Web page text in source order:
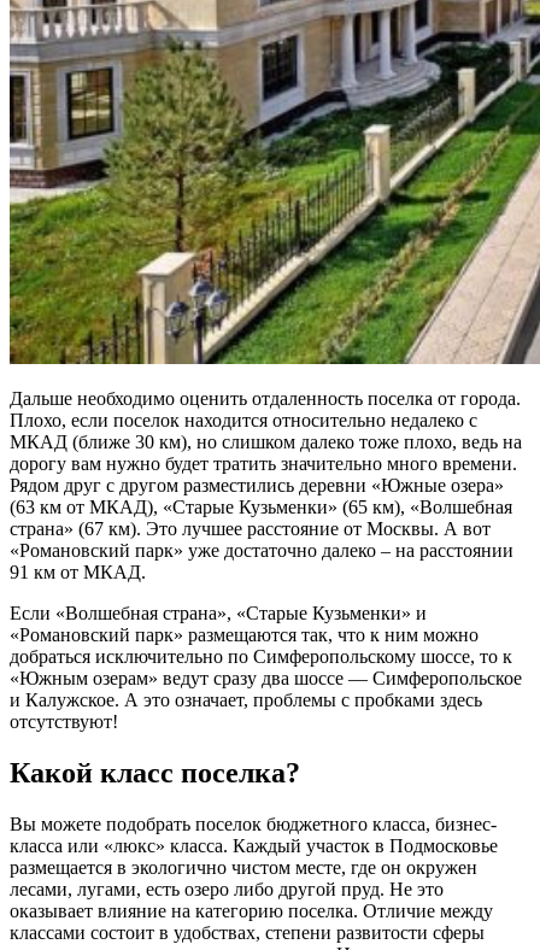
Дальше необходимо оценить отдаленность поселка от города.
Плохо, если поселок находится относительно недалеко с
МКАД (ближе 30 км), но слишком далеко тоже плохо, ведь на
дорогу вам нужно будет тратить значительно много времени.
Рядом друг с другом разместились деревни «Южные озера»
(63 км от МКАД), «Старые Кузьменки» (65 км), «Волшебная
страна» (67 км). Это лучшее расстояние от Москвы. А вот
«Романовский парк» уже достаточно далеко – на расстоянии
91 км от МКАД.
Если «Волшебная страна», «Старые Кузьменки» и
«Романовский парк» размещаются так, что к ним можно
добраться исключительно по Симферопольскому шоссе, то к
«Южным озерам» ведут сразу два шоссе — Симферопольское
и Калужское. А это означает, проблемы с пробками здесь
отсутствуют!
Какой класс поселка?
Вы можете подобрать поселок бюджетного класса, бизнес-
класса или «люкс» класса. Каждый участок в Подмосковье
размещается в экологично чистом месте, где он окружен
лесами, лугами, есть озеро либо другой пруд. Не это
оказывает влияние на категорию поселка. Отличие между
классами состоит в удобствах, степени развитости сферы